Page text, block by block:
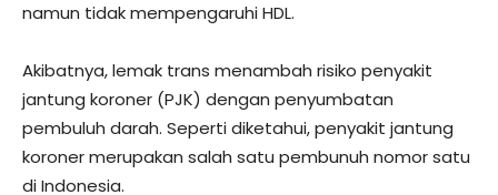
namun tidak mempengaruhi HDL.
Akibatnya, lemak trans menambah risiko penyakit
jantung koroner (PJK) dengan penyumbatan
pembuluh darah. Seperti diketahui, penyakit jantung
koroner merupakan salah satu pembunuh nomor satu
di Indonesia.